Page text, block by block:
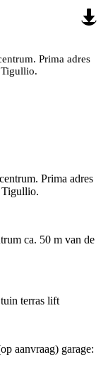
Prima adres
Prima adres
Tigullio.
ca. 50 m van de
terras lift
aanvraag) garage: